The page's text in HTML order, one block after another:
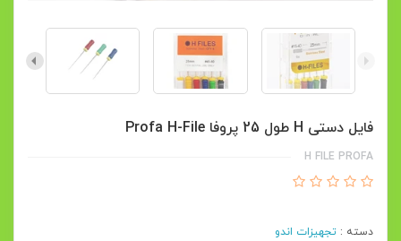
فایل دستی H طول 25 پروفا Profa H-File
H FILE PROFA
دسته : تجهیزات اندو